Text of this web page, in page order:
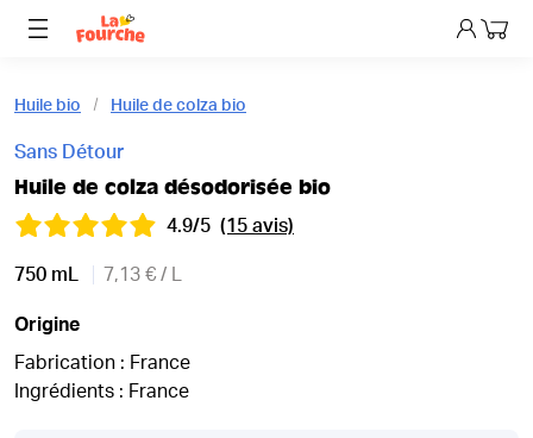
Mon
Huile bio Huile de colza bio
Sans Détour
Huile de colza désodorisée bio
4.9/5 (15 avis)
750 mL 7,13 € / L
Origine
Fabrication : France
Ingrédients : France